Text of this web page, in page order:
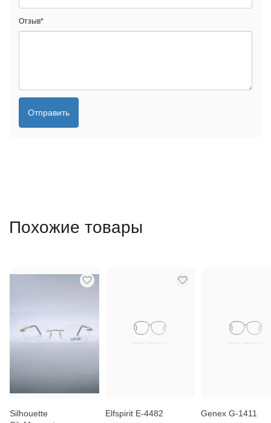
Отзыв*
Отправить
Похожие товары
Silhouette
Elfspirit E-4482 Genex G-1411